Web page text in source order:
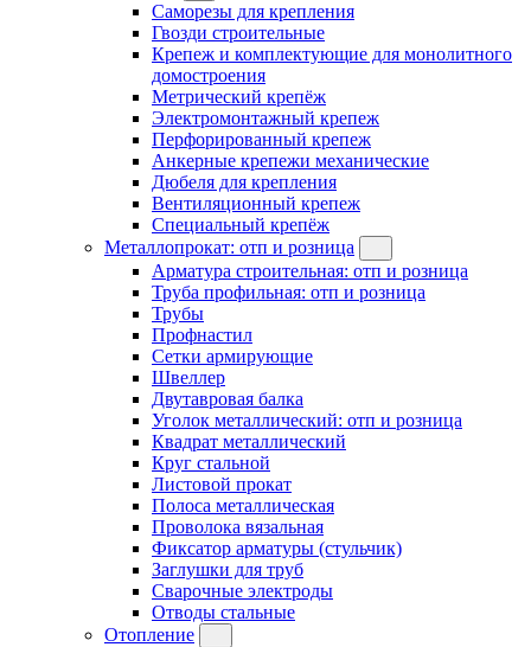
Саморезы для крепления
Гвозди строительные
Крепеж и комплектующие для монолитного
домостроения
Метрический крепёж
Электромонтажный крепеж
Перфорированный крепеж
Анкерные крепежи механические
Дюбеля для крепления
Вентиляционный крепеж
Специальный крепёж
Металлопрокат: отп и розница
Арматура строительная: отп и розница
Труба профильная: отп и розница
Трубы
Профнастил
Сетки армирующие
Швеллер
Двутавровая балка
Уголок металлический: отп и розница
Квадрат металлический
Круг стальной
Листовой прокат
Полоса металлическая
Проволока вязальная
Фиксатор арматуры (стульчик)
Заглушки для труб
Сварочные электроды
Отводы стальные
Отопление